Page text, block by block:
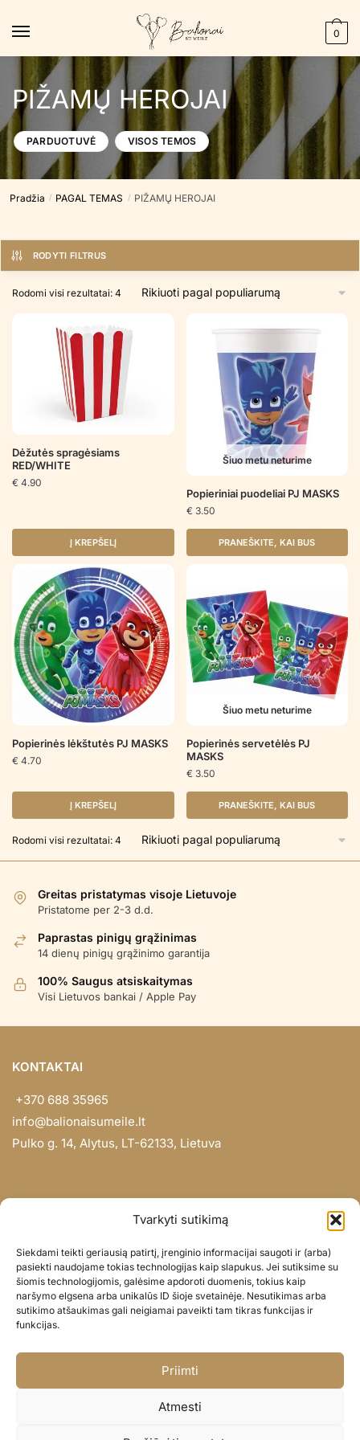
Tvarkyti sutikimą
Siekdami teikti geriausią patirtį, įrenginio informacijai saugoti ir (arba)
pasiekti naudojame tokias technologijas kaip slapukus. Jei sutiksime su
šiomis technologijomis, galėsime apdoroti duomenis, tokius kaip
naršymo elgsena arba unikalūs ID šioje svetainėje. Nesutikimas arba
sutikimo atšaukimas gali neigiamai paveikti tam tikras funkcijas ir
funkcijas.
Priimti
Atmesti
0
PIŽAMŲ HEROJAI
PARDUOTUVĖ VISOS TEMOS
Pradžia / PAGAL TEMAS / PIŽAMŲ HEROJAI
RODYTI FILTRUS
Rodomi visi rezultatai: 4 Rūšiuojama
Dėžutės spragėsiams
RED/WHITE
€ 4.90
Į KREPŠELĮ
Šiuo metu neturime
Popieriniai puodeliai PJ MASKS
€ 3.50
PRANEŠKITE, KAI BUS
Popierinės lėkštutės PJ MASKS
€ 4.70
Į KREPŠELĮ
Šiuo metu neturime
Popierinės servetėlės PJ
MASKS
€ 3.50
PRANEŠKITE, KAI BUS
Rodomi visi rezultatai: 4 Rūšiuojama
Greitas pristatymas visoje Lietuvoje
Pristatome per 2-3 d.d.
Paprastas pinigų grąžinimas
14 dienų pinigų grąžinimo garantija
100% Saugus atsiskaitymas
Visi Lietuvos bankai / Apple Pay
KONTAKTAI
+370 688 35965
info@balionaisumeile.lt
Pulko g. 14, Alytus, LT-62133, Lietuva
Didmena
Darbų portfolio
Privatumo politika
Parduotuvės politika